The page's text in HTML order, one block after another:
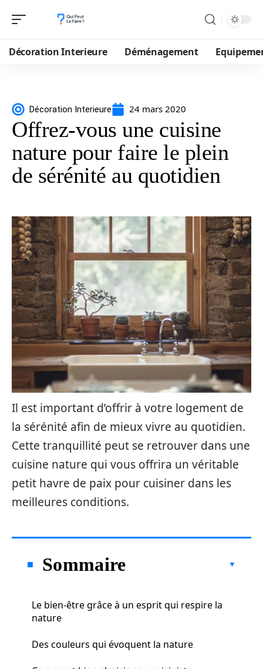
Décoration Interieure Déménagement
Décoration Interieure 24 mars 2020
Offrez-vous une cuisine
nature pour faire le plein
de sérénité au quotidien
Il est important d’offrir à votre logement de
la sérénité afin de mieux vivre au quotidien.
Cette tranquillité peut se retrouver dans une
cuisine nature qui vous offrira un véritable
petit havre de paix pour cuisiner dans les
meilleures conditions.
Sommaire
Le bien-être grâce à un esprit qui respire la
nature
Des couleurs qui évoquent la nature